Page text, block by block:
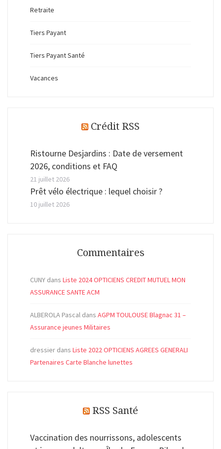
Retraite
Tiers Payant
Tiers Payant Santé
Vacances
Crédit RSS
Ristourne Desjardins : Date de versement
2026, conditions et FAQ
21 juillet 2026
Prêt vélo électrique : lequel choisir ?
10 juillet 2026
Commentaires
CUNY dans Liste 2024 OPTICIENS CREDIT MUTUEL MON
ASSURANCE SANTE ACM
ALBEROLA Pascal dans AGPM TOULOUSE Blagnac 31 –
Assurance jeunes Militaires
dressier dans Liste 2022 OPTICIENS AGREES GENERALI
Partenaires Carte Blanche lunettes
RSS Santé
Vaccination des nourrissons, adolescents